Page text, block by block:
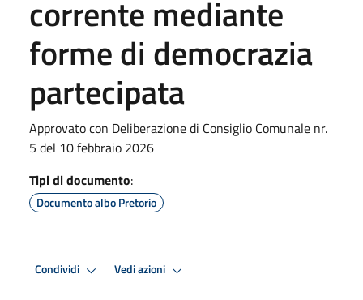
corrente mediante
forme di democrazia
partecipata
Approvato con Deliberazione di Consiglio Comunale nr.
5 del 10 febbraio 2026
Tipi di documento:
Documento albo Pretorio
Condividi Vedi azioni